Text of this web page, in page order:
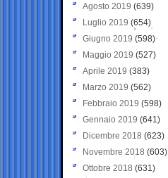
Agosto 2019 (639)
Luglio 2019 (654)
Giugno 2019 (598)
Maggio 2019 (527)
Aprile 2019 (383)
Marzo 2019 (562)
Febbraio 2019 (598)
Gennaio 2019 (641)
Dicembre 2018 (623)
Novembre 2018 (603)
Ottobre 2018 (631)